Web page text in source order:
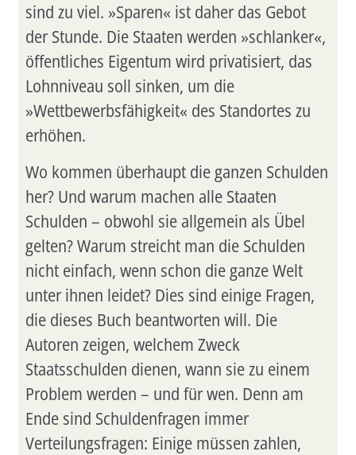
sind zu viel. »Sparen« ist daher das Gebot
der Stunde. Die Staaten werden »schlanker«,
öffentliches Eigentum wird privatisiert, das
Lohnniveau soll sinken, um die
»Wettbewerbsfähigkeit« des Standortes zu
erhöhen.
Wo kommen überhaupt die ganzen Schulden
her? Und warum machen alle Staaten
Schulden – obwohl sie allgemein als Übel
gelten? Warum streicht man die Schulden
nicht einfach, wenn schon die ganze Welt
unter ihnen leidet? Dies sind einige Fragen,
die dieses Buch beantworten will. Die
Autoren zeigen, welchem Zweck
Staatsschulden dienen, wann sie zu einem
Problem werden – und für wen. Denn am
Ende sind Schuldenfragen immer
Verteilungsfragen: Einige müssen zahlen,